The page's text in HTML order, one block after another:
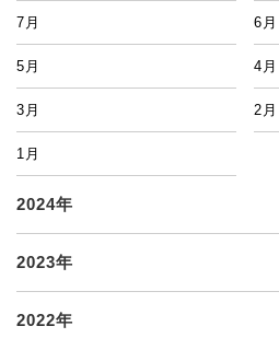
7月 6月
5月 4月
3月 2月
1月
2024年
2023年
2022年